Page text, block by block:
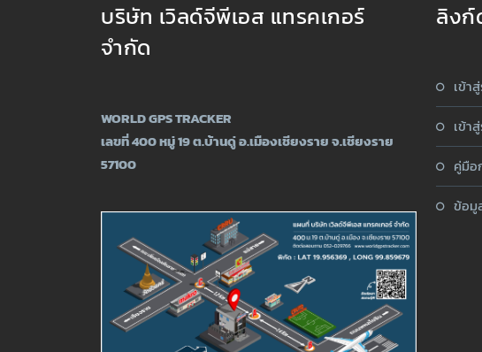
บริษัท เวิลด์จีพีเอส แทรคเกอร์
จำกัด
WORLD GPS TRACKER
เลขที่ 400 หมู่ 19 ต.บ้านดู่ อ.เมืองเชียงราย จ.เชียงราย
57100
ลิงก์
เข้า
เข้า
คู่มือ
ข้อมู